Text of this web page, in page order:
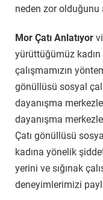
neden zor olduğunu
Mor Çatı Anlatıyor
yürüttüğümüz kadın
çalışmamızın
gönüllüsü sosyal
dayanışma
dayanışma
Çatı gönüllüsü
kadına yönelik
yerini ve sığınak
deneyimlerimizi